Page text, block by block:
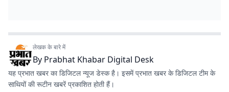
लेखक के बारे में
By Prabhat Khabar Digital Desk
यह प्रभात खबर का डिजिटल न्यूज डेस्क है। इसमें प्रभात खबर के डिजिटल टीम के
साथियों की रूटीन खबरें प्रकाशित होती हैं।